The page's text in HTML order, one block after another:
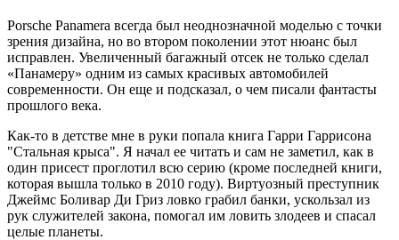
Porsche Panamera всегда был неоднозначной моделью с точки
зрения дизайна, но во втором поколении этот нюанс был
исправлен. Увеличенный багажный отсек не только сделал
«Панамеру» одним из самых красивых автомобилей
современности. Он еще и подсказал, о чем писали фантасты
прошлого века.
Как-то в детстве мне в руки попала книга Гарри Гаррисона
"Стальная крыса". Я начал ее читать и сам не заметил, как в
один присест проглотил всю серию (кроме последней книги,
которая вышла только в 2010 году). Виртуозный преступник
Джеймс Боливар Ди Гриз ловко грабил банки, ускользал из
рук служителей закона, помогал им ловить злодеев и спасал
целые планеты.